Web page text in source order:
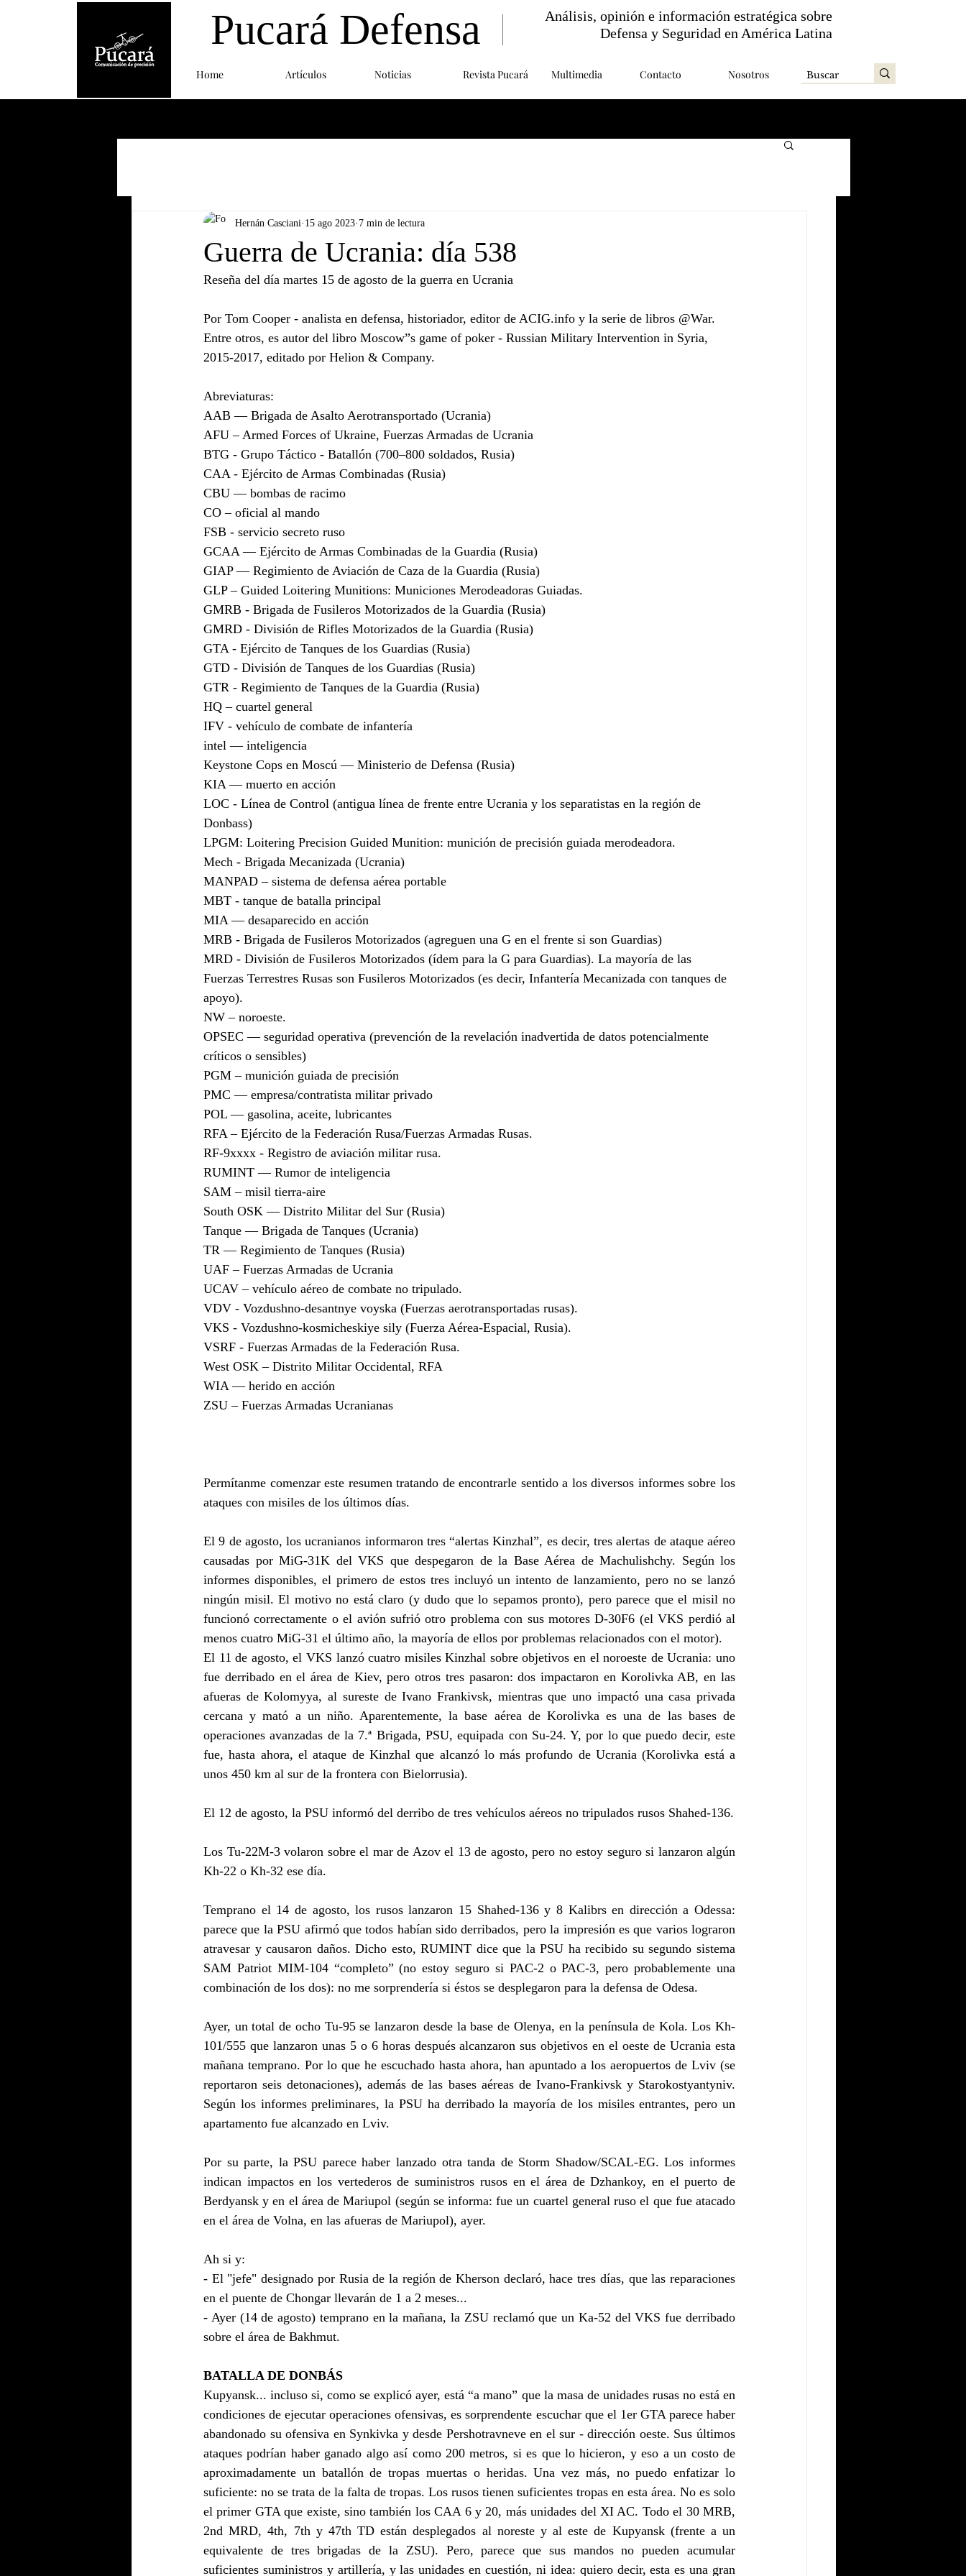
Home Artículos Noticias Revista Pucará Multimedia Contacto Nosotros
Pucará Defensa
Análisis, opinión e información estratégica sobre
Defensa y Seguridad en América Latina
Guerra de Ucrania: día 538
Hernán Casciani 15 ago 2023 7 min de lectura
Reseña del día martes 15 de agosto de la guerra en Ucrania
Por Tom Cooper - analista en defensa, historiador, editor de ACIG.info y la serie de libros @War.
Entre otros, es autor del libro Moscow”s game of poker - Russian Military Intervention in Syria,
2015-2017, editado por Helion & Company.
Abreviaturas:
AAB — Brigada de Asalto Aerotransportado (Ucrania)
AFU – Armed Forces of Ukraine, Fuerzas Armadas de Ucrania
BTG - Grupo Táctico - Batallón (700–800 soldados, Rusia)
CAA - Ejército de Armas Combinadas (Rusia)
CBU — bombas de racimo
CO – oficial al mando
FSB - servicio secreto ruso
GCAA — Ejército de Armas Combinadas de la Guardia (Rusia)
GIAP — Regimiento de Aviación de Caza de la Guardia (Rusia)
GLP – Guided Loitering Munitions: Municiones Merodeadoras Guiadas.
GMRB - Brigada de Fusileros Motorizados de la Guardia (Rusia)
GMRD - División de Rifles Motorizados de la Guardia (Rusia)
GTA - Ejército de Tanques de los Guardias (Rusia)
GTD - División de Tanques de los Guardias (Rusia)
GTR - Regimiento de Tanques de la Guardia (Rusia)
HQ – cuartel general
IFV - vehículo de combate de infantería
intel — inteligencia
Keystone Cops en Moscú — Ministerio de Defensa (Rusia)
KIA — muerto en acción
LOC - Línea de Control (antigua línea de frente entre Ucrania y los separatistas en la región de
Donbass)
LPGM: Loitering Precision Guided Munition: munición de precisión guiada merodeadora.
Mech - Brigada Mecanizada (Ucrania)
MANPAD – sistema de defensa aérea portable
MBT - tanque de batalla principal
MIA — desaparecido en acción
MRB - Brigada de Fusileros Motorizados (agreguen una G en el frente si son Guardias)
MRD - División de Fusileros Motorizados (ídem para la G para Guardias). La mayoría de las
Fuerzas Terrestres Rusas son Fusileros Motorizados (es decir, Infantería Mecanizada con tanques de
apoyo).
NW – noroeste.
OPSEC — seguridad operativa (prevención de la revelación inadvertida de datos potencialmente
críticos o sensibles)
PGM – munición guiada de precisión
PMC — empresa/contratista militar privado
POL — gasolina, aceite, lubricantes
RFA – Ejército de la Federación Rusa/Fuerzas Armadas Rusas.
RF-9xxxx - Registro de aviación militar rusa.
RUMINT — Rumor de inteligencia
SAM – misil tierra-aire
South OSK — Distrito Militar del Sur (Rusia)
Tanque — Brigada de Tanques (Ucrania)
TR — Regimiento de Tanques (Rusia)
UAF – Fuerzas Armadas de Ucrania
UCAV – vehículo aéreo de combate no tripulado.
VDV - Vozdushno-desantnye voyska (Fuerzas aerotransportadas rusas).
VKS - Vozdushno-kosmicheskiye sily (Fuerza Aérea-Espacial, Rusia).
VSRF - Fuerzas Armadas de la Federación Rusa.
West OSK – Distrito Militar Occidental, RFA
WIA — herido en acción
ZSU – Fuerzas Armadas Ucranianas
Permítanme comenzar este resumen tratando de encontrarle sentido a los diversos informes sobre los
ataques con misiles de los últimos días.
El 9 de agosto, los ucranianos informaron tres “alertas Kinzhal”, es decir, tres alertas de ataque aéreo
causadas por MiG-31K del VKS que despegaron de la Base Aérea de Machulishchy. Según los
informes disponibles, el primero de estos tres incluyó un intento de lanzamiento, pero no se lanzó
ningún misil. El motivo no está claro (y dudo que lo sepamos pronto), pero parece que el misil no
funcionó correctamente o el avión sufrió otro problema con sus motores D-30F6 (el VKS perdió al
menos cuatro MiG-31 el último año, la mayoría de ellos por problemas relacionados con el motor).
El 11 de agosto, el VKS lanzó cuatro misiles Kinzhal sobre objetivos en el noroeste de Ucrania: uno
fue derribado en el área de Kiev, pero otros tres pasaron: dos impactaron en Korolivka AB, en las
afueras de Kolomyya, al sureste de Ivano Frankivsk, mientras que uno impactó una casa privada
cercana y mató a un niño. Aparentemente, la base aérea de Korolivka es una de las bases de
operaciones avanzadas de la 7.ª Brigada, PSU, equipada con Su-24. Y, por lo que puedo decir, este
fue, hasta ahora, el ataque de Kinzhal que alcanzó lo más profundo de Ucrania (Korolivka está a
unos 450 km al sur de la frontera con Bielorrusia).
El 12 de agosto, la PSU informó del derribo de tres vehículos aéreos no tripulados rusos Shahed-136.
Los Tu-22M-3 volaron sobre el mar de Azov el 13 de agosto, pero no estoy seguro si lanzaron algún
Kh-22 o Kh-32 ese día.
Temprano el 14 de agosto, los rusos lanzaron 15 Shahed-136 y 8 Kalibrs en dirección a Odessa:
parece que la PSU afirmó que todos habían sido derribados, pero la impresión es que varios lograron
atravesar y causaron daños. Dicho esto, RUMINT dice que la PSU ha recibido su segundo sistema
SAM Patriot MIM-104 “completo” (no estoy seguro si PAC-2 o PAC-3, pero probablemente una
combinación de los dos): no me sorprendería si éstos se desplegaron para la defensa de Odesa.
Ayer, un total de ocho Tu-95 se lanzaron desde la base de Olenya, en la península de Kola. Los Kh-
101/555 que lanzaron unas 5 o 6 horas después alcanzaron sus objetivos en el oeste de Ucrania esta
mañana temprano. Por lo que he escuchado hasta ahora, han apuntado a los aeropuertos de Lviv (se
reportaron seis detonaciones), además de las bases aéreas de Ivano-Frankivsk y Starokostyantyniv.
Según los informes preliminares, la PSU ha derribado la mayoría de los misiles entrantes, pero un
apartamento fue alcanzado en Lviv.
Por su parte, la PSU parece haber lanzado otra tanda de Storm Shadow/SCAL-EG. Los informes
indican impactos en los vertederos de suministros rusos en el área de Dzhankoy, en el puerto de
Berdyansk y en el área de Mariupol (según se informa: fue un cuartel general ruso el que fue atacado
en el área de Volna, en las afueras de Mariupol), ayer.
Ah si y:
- El "jefe" designado por Rusia de la región de Kherson declaró, hace tres días, que las reparaciones
en el puente de Chongar llevarán de 1 a 2 meses...
- Ayer (14 de agosto) temprano en la mañana, la ZSU reclamó que un Ka-52 del VKS fue derribado
sobre el área de Bakhmut.
BATALLA DE DONBÁS
Kupyansk... incluso si, como se explicó ayer, está “a mano” que la masa de unidades rusas no está en
condiciones de ejecutar operaciones ofensivas, es sorprendente escuchar que el 1er GTA parece haber
abandonado su ofensiva en Synkivka y desde Pershotravneve en el sur - dirección oeste. Sus últimos
ataques podrían haber ganado algo así como 200 metros, si es que lo hicieron, y eso a un costo de
aproximadamente un batallón de tropas muertas o heridas. Una vez más, no puedo enfatizar lo
suficiente: no se trata de la falta de tropas. Los rusos tienen suficientes tropas en esta área. No es solo
el primer GTA que existe, sino también los CAA 6 y 20, más unidades del XI AC. Todo el 30 MRB,
2nd MRD, 4th, 7th y 47th TD están desplegados al noreste y al este de Kupyansk (frente a un
equivalente de tres brigadas de la ZSU). Pero, parece que sus mandos no pueden acumular
suficientes suministros y artillería, y las unidades en cuestión, ni idea: quiero decir, esta es una gran